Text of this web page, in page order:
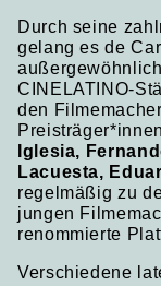
Durch seine
gelang es de
CINELATINO-
den
Iglesia,
Lacuesta,
regelmäßig zu
jungen
renommierte
Verschiedene